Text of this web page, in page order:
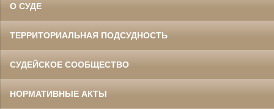
О СУДЕ
ТЕРРИТОРИАЛЬНАЯ ПОДСУДНОСТЬ
СУДЕЙСКОЕ СООБЩЕСТВО
НОРМАТИВНЫЕ АКТЫ